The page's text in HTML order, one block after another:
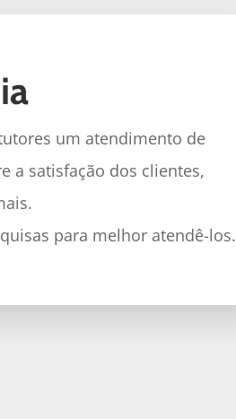
um atendimento de
a satisfação dos clientes,
para melhor atendê-los.